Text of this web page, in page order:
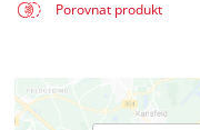
Porovnat produkt